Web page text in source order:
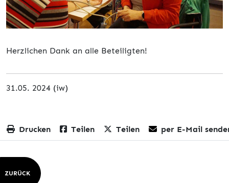
Herzlichen Dank an alle Beteiligten!
31.05. 2024 (iw)
Drucken Teilen Teilen per E-Mail
ZURÜCK